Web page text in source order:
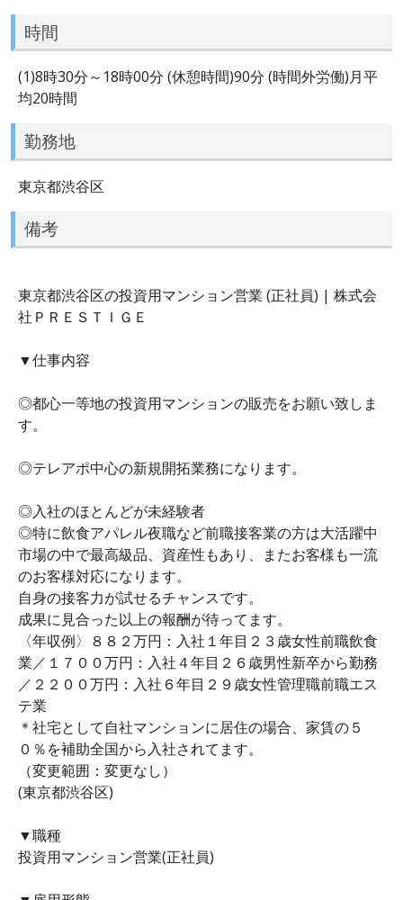
時間
(1)8時30分～18時00分 (休憩時間)90分 (時間外労働)月平
均20時間
勤務地
東京都渋谷区
備考
東京都渋谷区の投資用マンション営業 (正社員) | 株式会
社ＰＲＥＳＴＩＧＥ
▼仕事内容
◎都心一等地の投資用マンションの販売をお願い致しま
す。
◎テレアポ中心の新規開拓業務になります。
◎入社のほとんどが未経験者
◎特に飲食アパレル夜職など前職接客業の方は大活躍中
市場の中で最高級品、資産性もあり、またお客様も一流
のお客様対応になります。
自身の接客力が試せるチャンスです。
成果に見合った以上の報酬が待ってます。
〈年収例〉８８２万円：入社１年目２３歳女性前職飲食
業／１７００万円：入社４年目２６歳男性新卒から勤務
／２２００万円：入社６年目２９歳女性管理職前職エス
テ業
＊社宅として自社マンションに居住の場合、家賃の５
０％を補助全国から入社されてます。
（変更範囲：変更なし）
(東京都渋谷区)
▼職種
投資用マンション営業(正社員)